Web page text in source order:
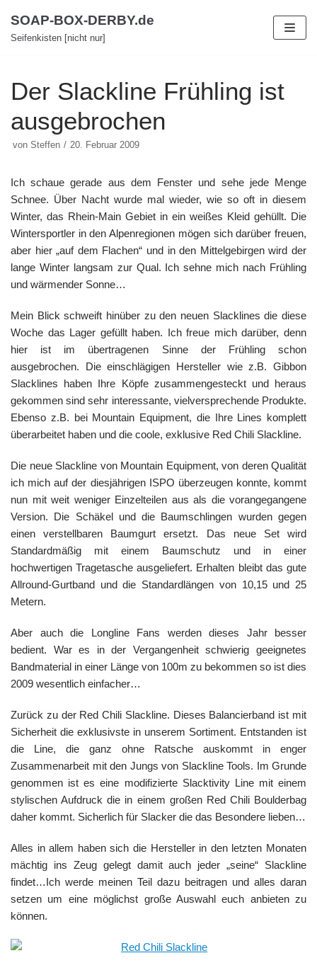
Zum
Inhalt
SOAP-BOX-DERBY.de
Seifenkisten [nicht nur]
Der Slackline Frühling ist
ausgebrochen
von Steffen 20. Februar 2009
Ich schaue gerade aus dem Fenster und sehe jede Menge
Schnee. Über Nacht wurde mal wieder, wie so oft in diesem
Winter, das Rhein-Main Gebiet in ein weißes Kleid gehüllt. Die
Wintersportler in den Alpenregionen mögen sich darüber freuen,
aber hier „auf dem Flachen“ und in den Mittelgebirgen wird der
lange Winter langsam zur Qual. Ich sehne mich nach Frühling
und wärmender Sonne…
Mein Blick schweift hinüber zu den neuen Slacklines die diese
Woche das Lager gefüllt haben. Ich freue mich darüber, denn
hier ist im übertragenen Sinne der Frühling schon
ausgebrochen. Die einschlägigen Hersteller wie z.B. Gibbon
Slacklines haben Ihre Köpfe zusammengesteckt und heraus
gekommen sind sehr interessante, vielversprechende Produkte.
Ebenso z.B. bei Mountain Equipment, die Ihre Lines komplett
überarbeitet haben und die coole, exklusive Red Chili Slackline.
Die neue Slackline von Mountain Equipment, von deren Qualität
ich mich auf der diesjährigen ISPO überzeugen konnte, kommt
nun mit weit weniger Einzelteilen aus als die vorangegangene
Version. Die Schäkel und die Baumschlingen wurden gegen
einen verstellbaren Baumgurt ersetzt. Das neue Set wird
Standardmäßig mit einem Baumschutz und in einer
hochwertigen Tragetasche ausgeliefert. Erhalten bleibt das gute
Allround-Gurtband und die Standardlängen von 10,15 und 25
Metern.
Aber auch die Longline Fans werden dieses Jahr besser
bedient. War es in der Vergangenheit schwierig geeignetes
Bandmaterial in einer Länge von 100m zu bekommen so ist dies
2009 wesentlich einfacher…
Zurück zu der Red Chili Slackline. Dieses Balancierband ist mit
Sicherheit die exklusivste in unserem Sortiment. Entstanden ist
die Line, die ganz ohne Ratsche auskommt in enger
Zusammenarbeit mit den Jungs von Slackline Tools. Im Grunde
genommen ist es eine modifizierte Slacktivity Line mit einem
stylischen Aufdruck die in einem großen Red Chili Boulderbag
daher kommt. Sicherlich für Slacker die das Besondere lieben…
Alles in allem haben sich die Hersteller in den letzten Monaten
mächtig ins Zeug gelegt damit auch jeder „seine“ Slackline
findet…Ich werde meinen Teil dazu beitragen und alles daran
setzen um eine möglichst große Auswahl euch anbieten zu
können.